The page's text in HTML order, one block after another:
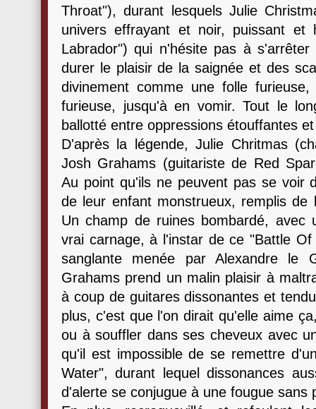
Throat"), durant lesquels Julie
univers effrayant et noir, puissant et
Labrador") qui n'hésite pas à
durer le plaisir de la saignée et des
divinement comme une folle
furieuse, jusqu'à en vomir. Tout le
ballotté entre oppressions étouffantes
D'après la légende, Julie Chritmas
Josh Grahams (guitariste de Red
Au point qu'ils ne peuvent pas se voir
de leur enfant monstrueux, remplis
Un champ de ruines bombardé, avec
vrai carnage, à l'instar de ce "Battle
sanglante menée par Alexandre le
Grahams prend un malin plaisir à
à coup de guitares dissonantes et
plus, c'est que l'on dirait qu'elle aime
ou à souffler dans ses cheveux avec
qu'il est impossible de se remettre
Water", durant lequel dissonances
d'alerte se conjugue à une fougue sans